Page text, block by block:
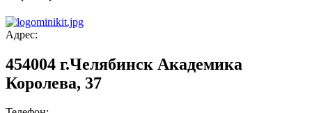
Адрес:
454004 г.Челябинск Академика
Королева, 37